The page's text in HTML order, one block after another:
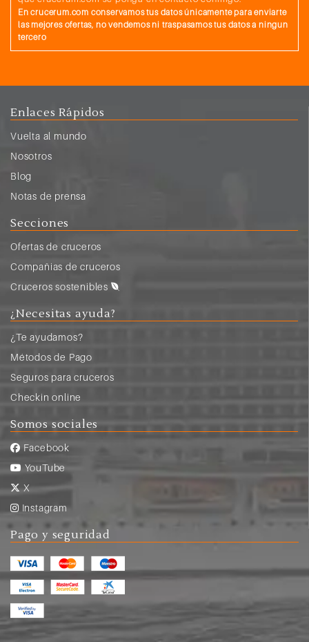
En crucerum.com conservamos tus datos únicamente para enviarte
las mejores ofertas, no vendemos ni traspasamos tus datos a ningun
tercero
Enlaces Rápidos
Vuelta al mundo
Nosotros
Blog
Notas de prensa
Secciones
Ofertas de cruceros
Compañias de cruceros
Cruceros sostenibles
¿Necesitas ayuda?
¿Te ayudamos?
Métodos de Pago
Seguros para cruceros
Checkin online
Somos sociales
Facebook
YouTube
X
Instagram
Pago y seguridad